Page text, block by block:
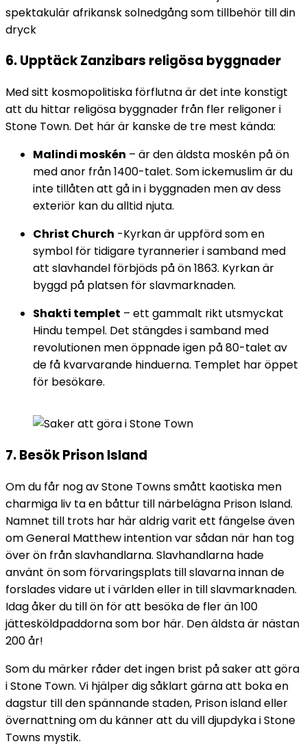
spektakulär afrikansk solnedgång som tillbehör till din
dryck
6. Upptäck Zanzibars religösa byggnader
Med sitt kosmopolitiska förflutna är det inte konstigt
att du hittar religösa byggnader från fler religoner i
Stone Town. Det här är kanske de tre mest kända:
Malindi moskén – är den äldsta moskén på ön
med anor från 1400-talet. Som ickemuslim är du
inte tillåten att gå in i byggnaden men av dess
exteriör kan du alltid njuta.
Christ Church -Kyrkan är uppförd som en
symbol för tidigare tyrannerier i samband med
att slavhandel förbjöds på ön 1863. Kyrkan är
byggd på platsen för slavmarknaden.
Shakti templet – ett gammalt rikt utsmyckat
Hindu tempel. Det stängdes i samband med
revolutionen men öppnade igen på 80-talet av
de få kvarvarande hinduerna. Templet har öppet
för besökare.
7. Besök Prison Island
Om du får nog av Stone Towns smått kaotiska men
charmiga liv ta en båttur till närbelägna Prison Island.
Namnet till trots har här aldrig varit ett fängelse även
om General Matthew intention var sådan när han tog
över ön från slavhandlarna. Slavhandlarna hade
använt ön som förvaringsplats till slavarna innan de
forslades vidare ut i världen eller in till slavmarknaden.
Idag åker du till ön för att besöka de fler än 100
jättesköldpaddorna som bor här. Den äldsta är nästan
200 år!
Som du märker råder det ingen brist på saker att göra
i Stone Town. Vi hjälper dig såklart gärna att boka en
dagstur till den spännande staden, Prison island eller
övernattning om du känner att du vill djupdyka i Stone
Towns mystik.